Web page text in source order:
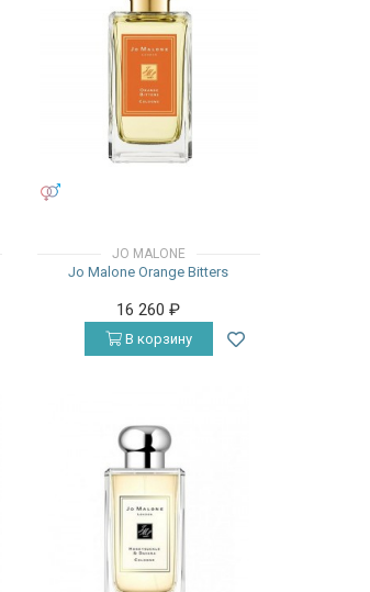
JO MALONE
Jo Malone Orange Bitters
16 260₽
В корзину